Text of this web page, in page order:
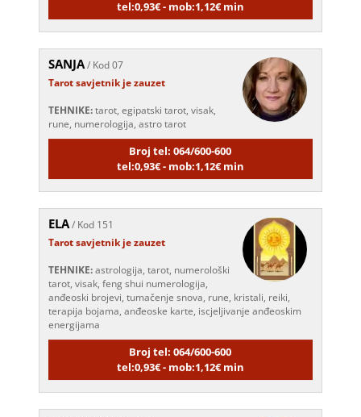
SANJA/ Kod 07
Tarot savjetnik je zauzet
TEHNIKE:tarot, egipatski tarot, visak,
rune, numerologija, astro tarot
Broj tel: 064/600-600
tel:0,93€ - mob:1,12€ min
ELA/ Kod 151
Tarot savjetnik je zauzet
TEHNIKE:astrologija, tarot, numerološki
tarot, visak, feng shui numerologija,
anđeoski brojevi, tumačenje snova, rune, kristali, reiki,
terapija bojama, anđeoske karte, iscjeljivanje anđeoskim
energijama
tel:0,93€ - mob:1,12€ min
DI (DIJANA)/ Kod 67